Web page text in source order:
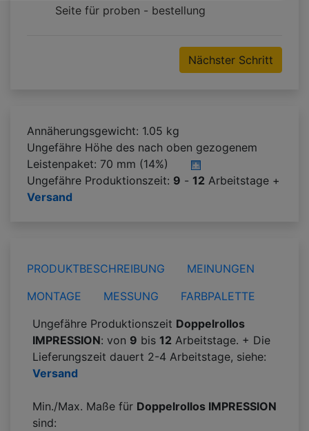
Seite für proben - bestellung
Nächster Schritt
Annäherungsgewicht: 1.05 kg
Ungefähre Höhe des nach oben gezogenem
Leistenpaket: 70 mm (14%)
Ungefähre Produktionszeit: 9 - 12 Arbeitstage +
Versand
PRODUKTBESCHREIBUNG
MEINUNGEN
MONTAGE
MESSUNG
FARBPALETTE
Ungefähre Produktionszeit Doppelrollos
IMPRESSION: von 9 bis 12 Arbeitstage. + Die
Lieferungszeit dauert 2-4 Arbeitstage, siehe:
Versand
Min./Max. Maße für Doppelrollos IMPRESSION
sind: